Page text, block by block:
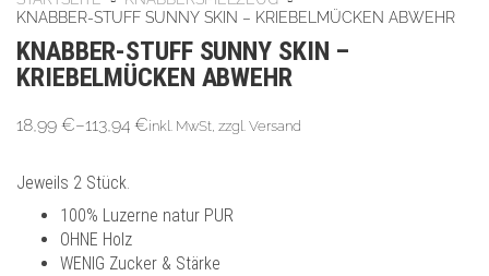
KNABBER-STUFF SUNNY SKIN – KRIEBELMÜCKEN ABWEHR
KNABBER-STUFF SUNNY SKIN –
KRIEBELMÜCKEN ABWEHR
18,99 €–113,94 €inkl. MwSt, zzgl. Versand
Jeweils 2 Stück.
100% Luzerne natur PUR
OHNE Holz
WENIG Zucker & Stärke